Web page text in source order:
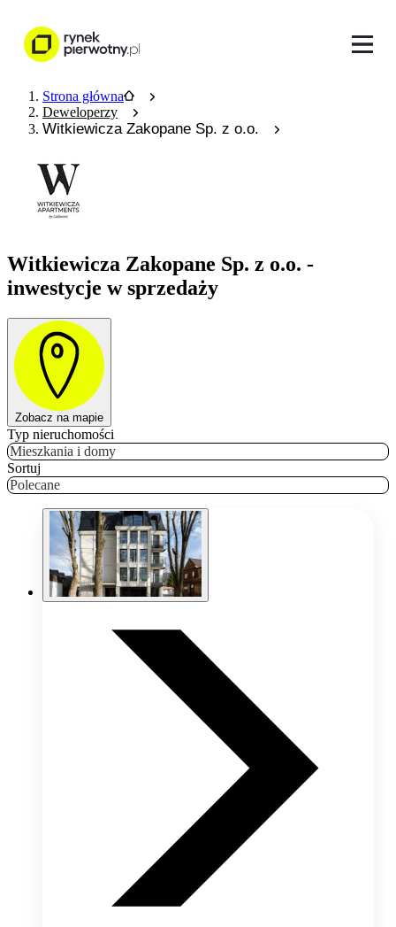
Strona główna
Deweloperzy
Witkiewicza Zakopane Sp. z o.o.
Witkiewicza Zakopane Sp. z o.o. -
inwestycje w sprzedaży
Zobacz na mapie
Typ nieruchomości
Mieszkania i domy
Sortuj
Polecane